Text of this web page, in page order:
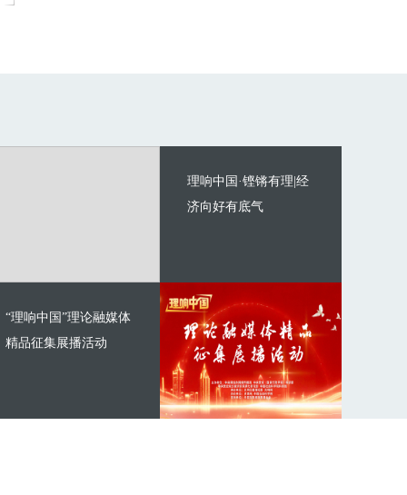
理响中国·铿锵有理|经
济向好有底气
“理响中国”理论融媒体
精品征集展播活动